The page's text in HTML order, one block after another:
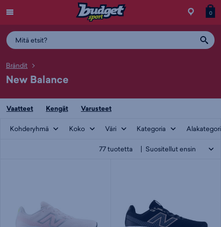
Siirry
0
Brändit
New Balance
Vaatteet Kengät Varusteet
Kohderyhmä Koko Väri Kategoria
77tuotetta